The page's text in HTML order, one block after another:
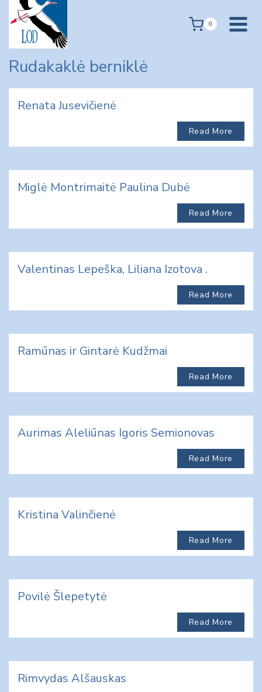
content
0
Rudakaklė berniklė
Renata Jusevičienė
Read More
Miglė Montrimaitė Paulina Dubė
Read More
Valentinas Lepeška, Liliana Izotova .
Read More
Ramūnas ir Gintarė Kudžmai
Read More
Aurimas Aleliūnas Igoris Semionovas
Read More
Kristina Valinčienė
Read More
Povilė Šlepetytė
Read More
Rimvydas Alšauskas